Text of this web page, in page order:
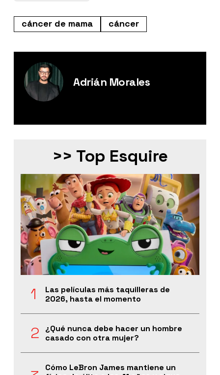
cáncer de mama cáncer
Adrián Morales
>> Top Esquire
Las películas más taquilleras de
2026, hasta el momento
¿Qué nunca debe hacer un hombre
casado con otra mujer?
Cómo LeBron James mantiene un